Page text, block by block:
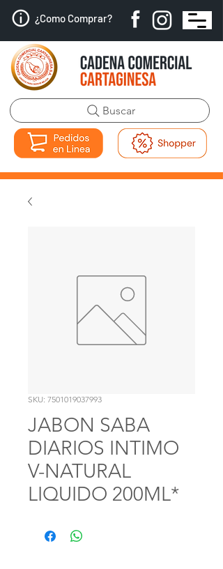
¿Como Comprar?
Buscar
SKU: 7501019037993
JABON SABA
DIARIOS INTIMO
V-NATURAL
LIQUIDO 200ML*